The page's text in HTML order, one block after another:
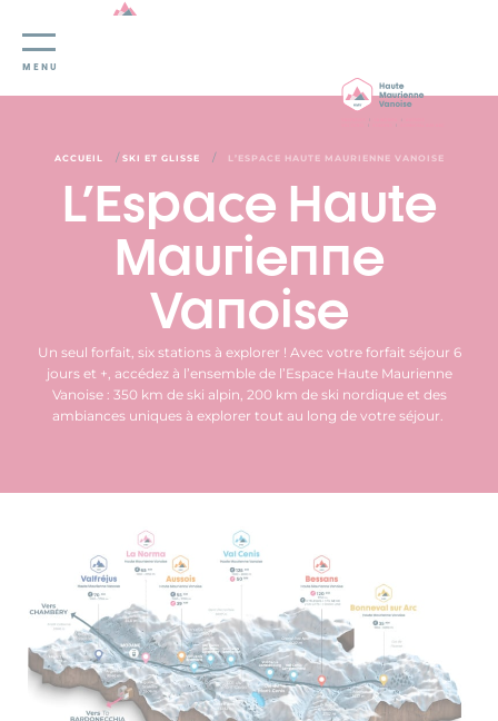
Panneau de gestion des cookies
MENU
ACCUEIL / SKI ET GLISSE / L’ESPACE HAUTE MAURIENNE VANOISE
L'Espace Haute
Maurienne
Vanoise
Un seul forfait, six stations à explorer ! Avec votre forfait séjour 6
jours et +, accédez à l’ensemble de l’Espace Haute Maurienne
Vanoise : 350 km de ski alpin, 200 km de ski nordique et des
ambiances uniques à explorer tout au long de votre séjour.